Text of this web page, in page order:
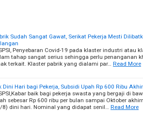
Sudah Sangat Gawat, Serikat Pekerja Mesti
Penyebaran Covid-19 pada klaster industri atau
tahap sangat serius sehingga perlu penanganan
terkait. Klaster pabrik yang dialami par…
Read More
Dini Hari bagi Pekerja, Subsidi Upah Rp 600 Ribu
baik bagi pekerja swasta yang bergaji di
sebesar Rp 600 ribu per bulan sampai Oktober
dini hari. Nominal yang didapat senil…
Read More